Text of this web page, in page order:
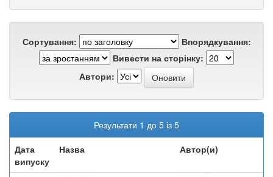
Сортування:
Впорядкування:
Вивести на сторінку:
Автори:
Результати 1 до 5 із 5
Дата
випуску
Назва Автор(и)